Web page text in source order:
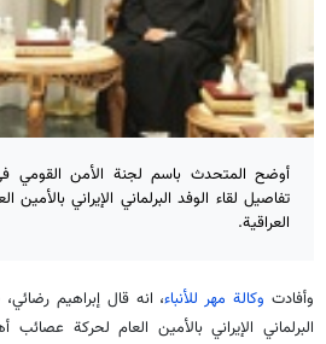
أوضح المتحدث باسم لجنة الأمن القومي
تفاصيل لقاء الوفد البرلماني الإيراني
العراقية.
وأفادت وكالة مهر للأنباء، انه قال إبراهيم
البرلماني الإيراني بالأمين العام لحركة